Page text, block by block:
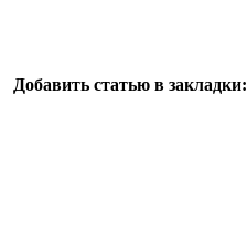
Добавить статью в закладки: